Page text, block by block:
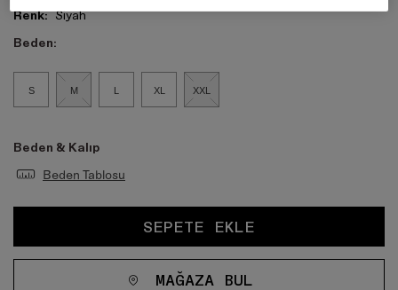
Renk: Siyah
Beden:
S M L XL XXL
Beden & Kalıp
Beden Tablosu
SEPETE EKLE
MAĞAZA BUL